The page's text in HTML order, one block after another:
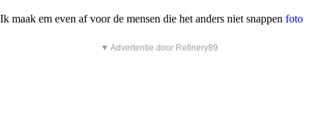
Ik maak em even af voor de mensen die het anders niet snappen foto
▼ Advertentie door Refinery89